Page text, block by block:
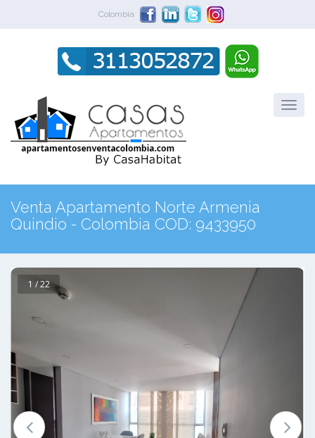
Colombia
Venta Apartamento Norte Armenia
Quindio - Colombia COD: 9433950
1 / 22